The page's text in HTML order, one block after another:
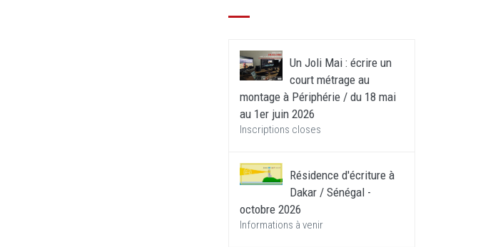
Un Joli Mai : écrire un
court métrage au
montage à Périphérie / du 18 mai
au 1er juin 2026
Inscriptions closes
Résidence d'écriture à
Dakar / Sénégal -
octobre 2026
Informations à venir